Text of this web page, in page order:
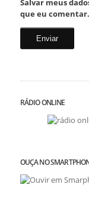
Salvar meus
que eu comentar.
RÁDIO ONLINE
OUÇA NO